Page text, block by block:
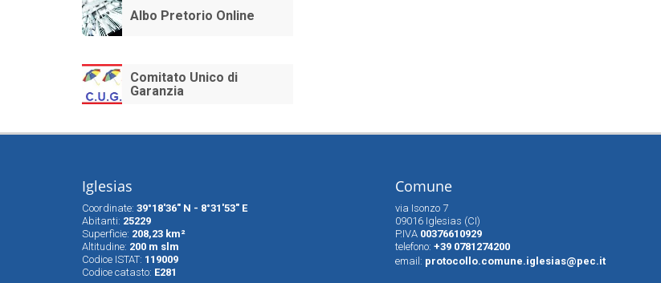
Albo Pretorio Online
Comitato Unico di
Garanzia
Iglesias
Coordinate: 39°18'36" N - 8°31'53" E
Abitanti: 25229
Superfìcie: 208,23 km²
Altitudine: 200 m slm
Codice ISTAT: 119009
Codice catasto: E281
Comune
via Isonzo 7
09016 Iglesias (CI)
P.IVA 00376610929
telefono: +39 0781274200
email: protocollo.comune.iglesias@pec.it